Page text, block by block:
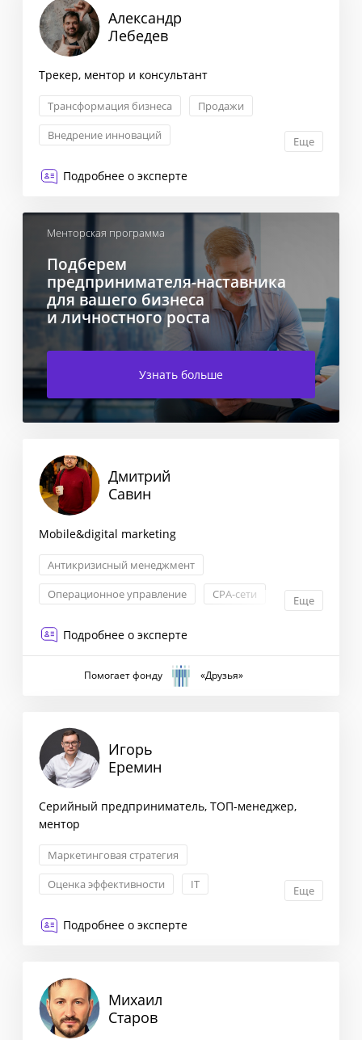
Александр
Лебедев
Трекер, ментор и консультант
Трансформация бизнеса
Продажи
Внедрение инноваций
Еще
Подробнее о эксперте
Менторская программа
Подберем
предпринимателя-наставника
для вашего бизнеса
и личностного роста
Узнать больше
Дмитрий
Савин
Mobile&digital marketing
Антикризисный менеджмент
Операционное управление
CPA-сети
Еще
Подробнее о эксперте
Помогает фонду «Друзья»
Игорь
Еремин
Серийный предприниматель, ТОП-менеджер,
ментор
Маркетинговая стратегия
Оценка эффективности
IT
Еще
Подробнее о эксперте
Михаил
Старов